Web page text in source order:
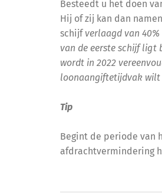
Besteedt u het doen
Hij of zij kan dan
schijf verlaagd van
van de eerste schijf ligt
wordt in 2022
loonaangiftetijdvak wilt
Tip
Begint de periode van
afdrachtvermindering